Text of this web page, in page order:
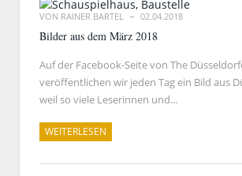
VON RAINER BARTEL 02.04.2018
Bilder aus dem März 2018
Auf der Facebook-Seite von The
veröffentlichen wir jeden Tag ein Bild aus
weil so viele Leserinnen und…
WEITERLESEN